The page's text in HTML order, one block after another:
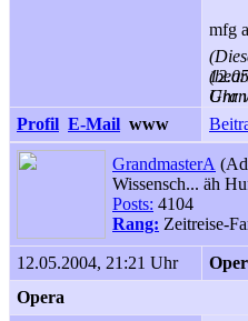
mfg
Uhr
Profil E-Mail www
GrandmasterA
Wissensch... äh
Posts: 4104
Rang: Zeitreise-
12.05.2004, 21:21 Uhr
Opera